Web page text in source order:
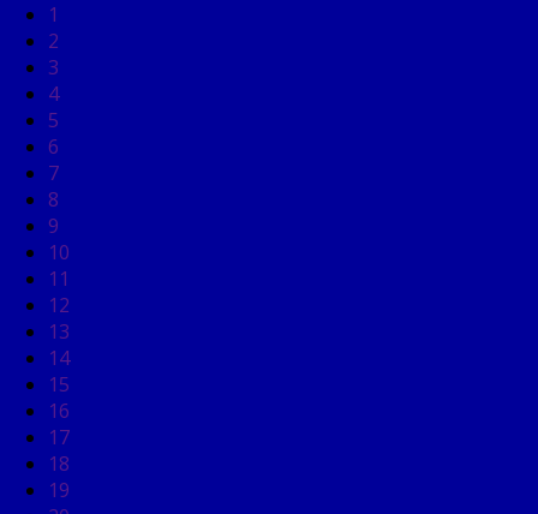
1
2
3
4
5
6
7
8
9
10
11
12
13
14
15
16
17
18
19